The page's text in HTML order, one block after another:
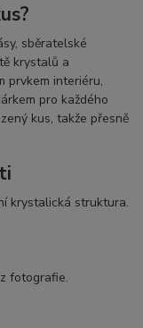
sběratelské
krystalů a
prvkem interiéru,
pro každého
kus, takže přesně
krystalická struktura.
fotografie.